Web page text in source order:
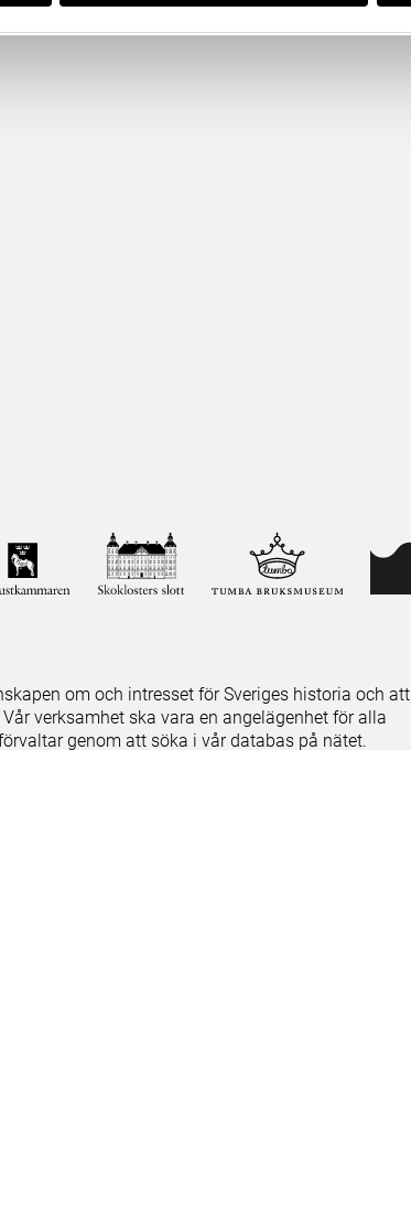
om och intresset för Sveriges historia och att
verksamhet ska vara en angelägenhet för alla
genom att söka i vår databas på nätet.